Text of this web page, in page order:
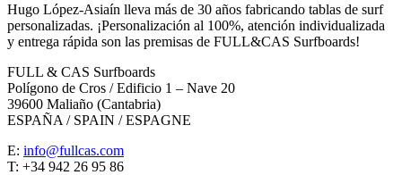
Hugo López-Asiaín lleva más de 30 años fabricando tablas de surf
personalizadas. ¡Personalización al 100%, atención individualizada
y entrega rápida son las premisas de FULL&CAS Surfboards!
FULL & CAS Surfboards
Polígono de Cros / Edificio 1 – Nave 20
39600 Maliaño (Cantabria)
ESPAÑA / SPAIN / ESPAGNE
E: info@fullcas.com
T: +34 942 26 95 86